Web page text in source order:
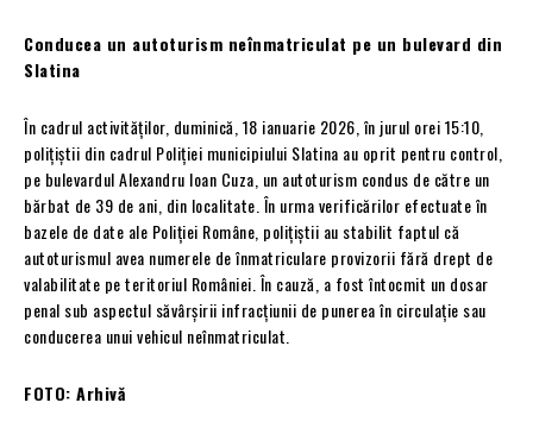
Conducea un autoturism neînmatriculat pe un bulevard din
Slatina
În cadrul activităților, duminică, 18 ianuarie 2026, în jurul orei 15:10,
polițiștii din cadrul Poliției municipiului Slatina au oprit pentru control,
pe bulevardul Alexandru Ioan Cuza, un autoturism condus de către un
bărbat de 39 de ani, din localitate. În urma verificărilor efectuate în
bazele de date ale Poliției Române, polițiștii au stabilit faptul că
autoturismul avea numerele de înmatriculare provizorii fără drept de
valabilitate pe teritoriul României. În cauză, a fost întocmit un dosar
penal sub aspectul săvârșirii infracțiunii de punerea în circulație sau
conducerea unui vehicul neînmatriculat.
FOTO: Arhivă